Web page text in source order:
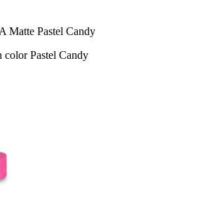
Matte Pastel Candy
color Pastel Candy